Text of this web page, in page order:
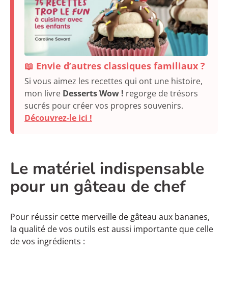
📖 Envie d’autres classiques familiaux ?
Si vous aimez les recettes qui ont une histoire,
mon livre Desserts Wow ! regorge de trésors
sucrés pour créer vos propres souvenirs.
Découvrez-le ici !
Le matériel indispensable
pour un gâteau de chef
Pour réussir cette merveille de gâteau aux bananes,
la qualité de vos outils est aussi importante que celle
de vos ingrédients :